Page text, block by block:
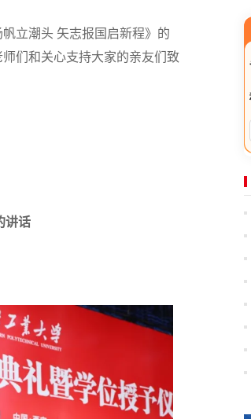
立潮头 矢志报国启新程》的
们和关心支持大家的亲友们致
讲话